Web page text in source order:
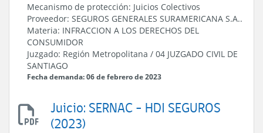
Mecanismo de protección: Juicios Colectivos
Proveedor: SEGUROS GENERALES SURAMERICANA S.A..
Materia: INFRACCION A LOS DERECHOS DEL
CONSUMIDOR
Juzgado: Región Metropolitana / 04 JUZGADO CIVIL DE
SANTIAGO
Fecha demanda: 06 de febrero de 2023
Acuerdo
conciliatorio
Juicio: SERNAC - HDI SEGUROS
(2023)